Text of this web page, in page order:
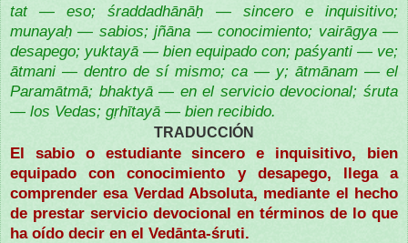
tat — eso; śraddadhānāḥ — sincero e inquisitivo;
munayaḥ — sabios; jñāna — conocimiento; vairāgya —
desapego; yuktayā — bien equipado con; paśyanti — ve;
ātmani — dentro de sí mismo; ca — y; ātmānam — el
Paramātmā; bhaktyā — en el servicio devocional; śruta
— los Vedas; gṛhītayā — bien recibido.
TRADUCCIÓN
El sabio o estudiante sincero e inquisitivo, bien
equipado con conocimiento y desapego, llega a
comprender esa Verdad Absoluta, mediante el hecho
de prestar servicio devocional en términos de lo que
ha oído decir en el Vedānta-śruti.